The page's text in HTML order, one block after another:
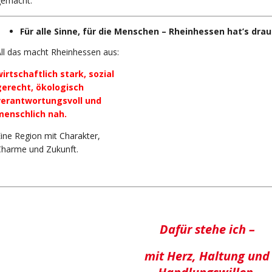
Für alle Sinne, für die Menschen – Rheinhessen hat’s
das macht Rheinhessen aus:
stark, sozial
ökologisch
und
nah.
Region mit Charakter,
und Zukunft.
Dafür stehe ich –
mit Herz, Haltung und